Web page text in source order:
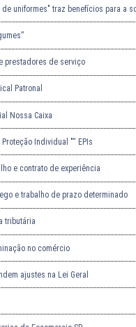
uniformes" traz benefícios para a
prestadores de serviço
Patronal
Nossa Caixa
Individual "“ EPIs
e contrato de experiência
e trabalho de prazo determinado
tributária
no comércio
ajustes na Lei Geral